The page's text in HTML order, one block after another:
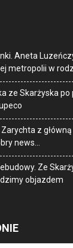
Aneta
metropolii w
ze Skarżyska po
z
news…
Ze
objazdem